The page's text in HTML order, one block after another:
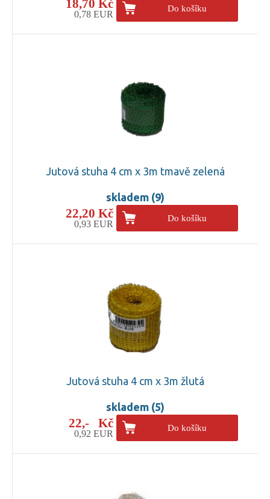
18,70 Kč
0,78 EUR
Do košíku
Jutová stuha 4 cm x 3m tmavě zelená
skladem (9)
22,20 Kč
0,93 EUR
Do košíku
Jutová stuha 4 cm x 3m žlutá
skladem (5)
22,- Kč
0,92 EUR
Do košíku